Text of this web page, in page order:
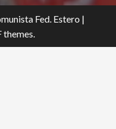
Fed. Estero |
themes.